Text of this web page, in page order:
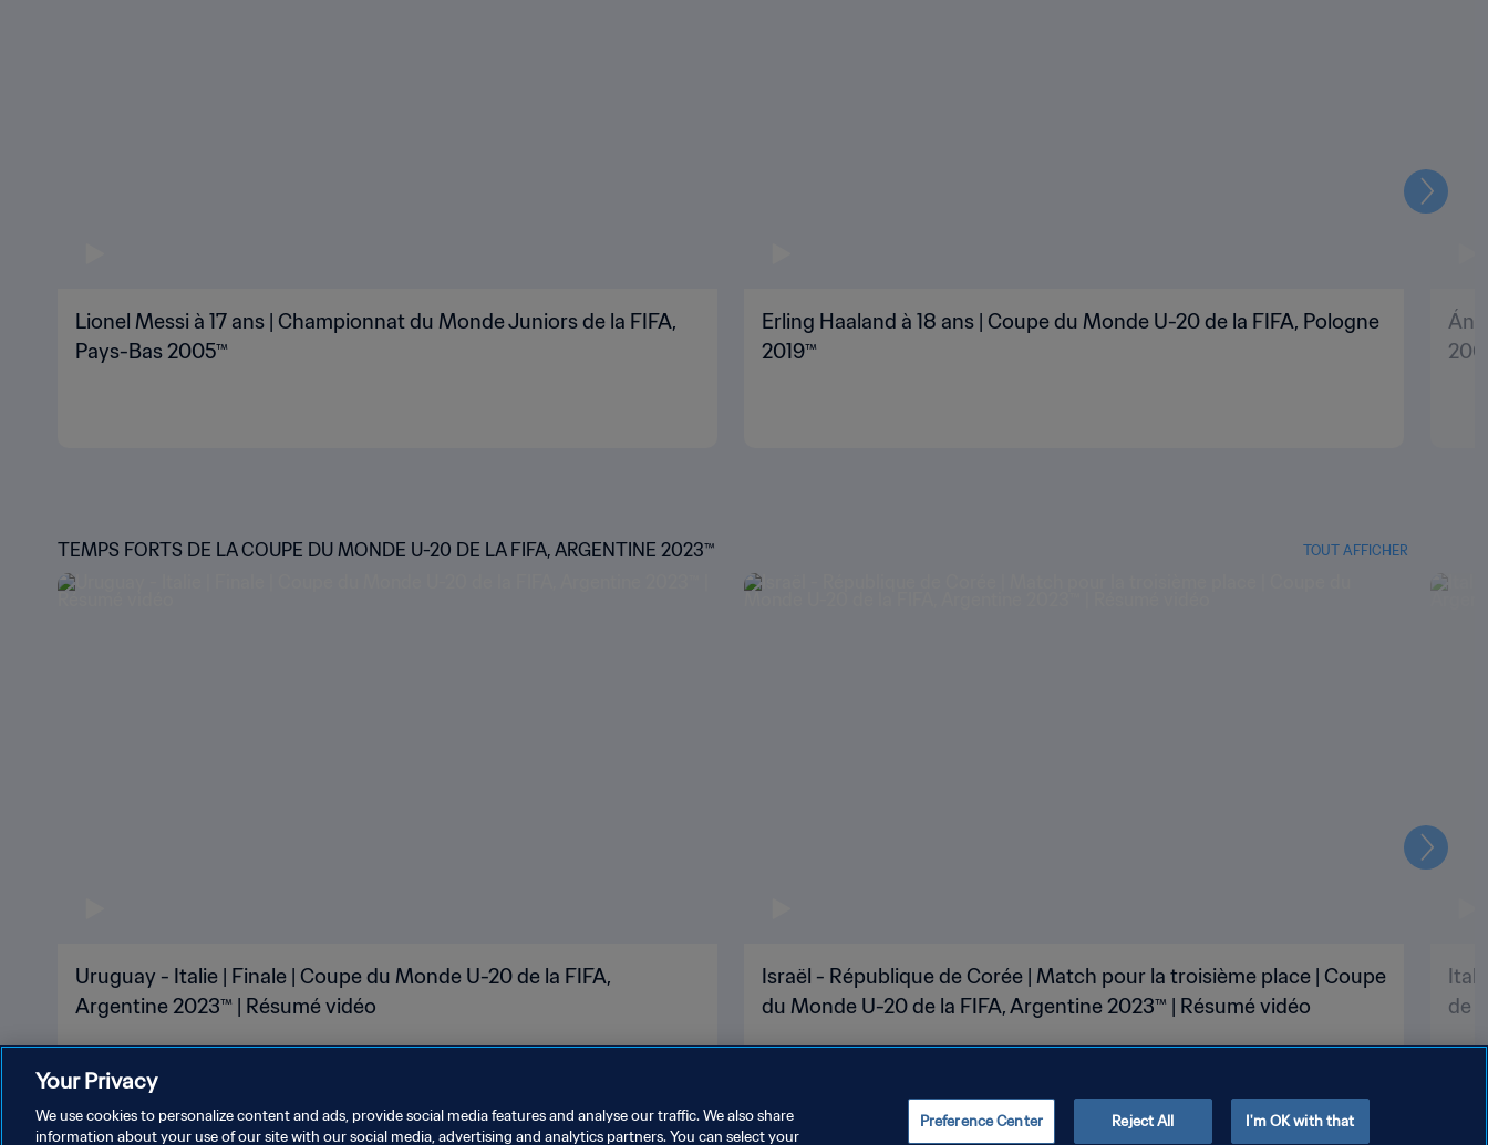
Lionel Messi à 17 ans | Championnat du Monde Juniors de la FIFA,
Pays-Bas 2005™
Erling Haaland à 18 ans | Coupe du Monde U-20 de la FIFA, Pologne
2019™
Suivant
TEMPS FORTS DE LA COUPE DU MONDE U-20 DE LA FIFA, ARGENTINE 2023™ TOUT AFFICHER
Uruguay - Italie | Finale | Coupe du Monde U-20 de la FIFA,
Argentine 2023™ | Résumé vidéo
Israël - République de Corée | Match pour la troisième place | Coupe
du Monde U-20 de la FIFA, Argentine 2023™ | Résumé vidéo
de
Suivant
Your Privacy
We use cookies to personalize content and ads, provide social media features and analyse our traffic. We also share
information about your use of our site with our social media, advertising and analytics partners. You can select your
Preference Center Reject All I'm OK with that